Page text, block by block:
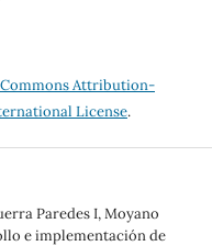
Attribution-
License.
Paredes I, Moyano
e implementación de